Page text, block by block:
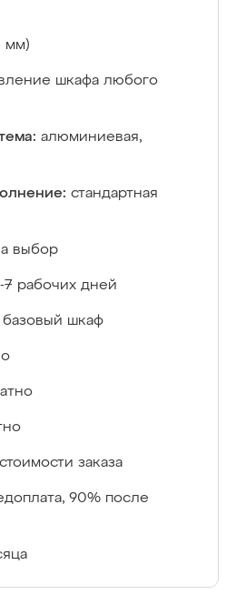
мм)
шкафа любого
алюминиевая,
стандартная
выбор
7 рабочих дней
базовый шкаф
заказа
90% после